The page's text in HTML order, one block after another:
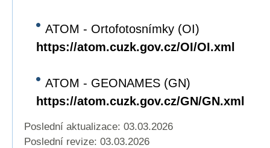
ATOM - Ortofotosnímky (OI)
https://atom.cuzk.gov.cz/OI/OI.xml
ATOM - GEONAMES (GN)
https://atom.cuzk.gov.cz/GN/GN.xml
Poslední aktualizace: 03.03.2026
Poslední revize: 03.03.2026